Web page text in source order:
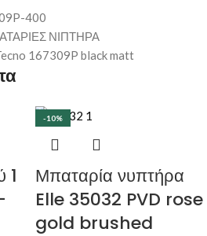
400
ΝΙΠΤΗΡΑ
167309P black matt
1
-10%
Μπαταρία νυπτήρα
Elle 35032 PVD rose
gold brushed